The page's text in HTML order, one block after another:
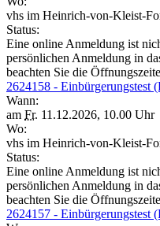
vhs im Heinrich-von-Kleist-
Status:
Eine online Anmeldung ist
persönlichen Anmeldung in
beachten Sie die
2624158 - Einbürgerungstest
Wann:
am Fr. 11.12.2026, 10.00 Uhr
Wo:
vhs im Heinrich-von-Kleist-
Status:
Eine online Anmeldung ist
persönlichen Anmeldung in
beachten Sie die
2624157 - Einbürgerungstest